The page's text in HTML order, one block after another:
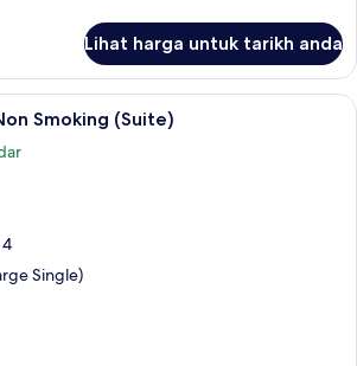
Lihat harga untuk tarikh anda
1 bilik tidur, peti besi dalam bilik,
Smoking (Suite)
Single)